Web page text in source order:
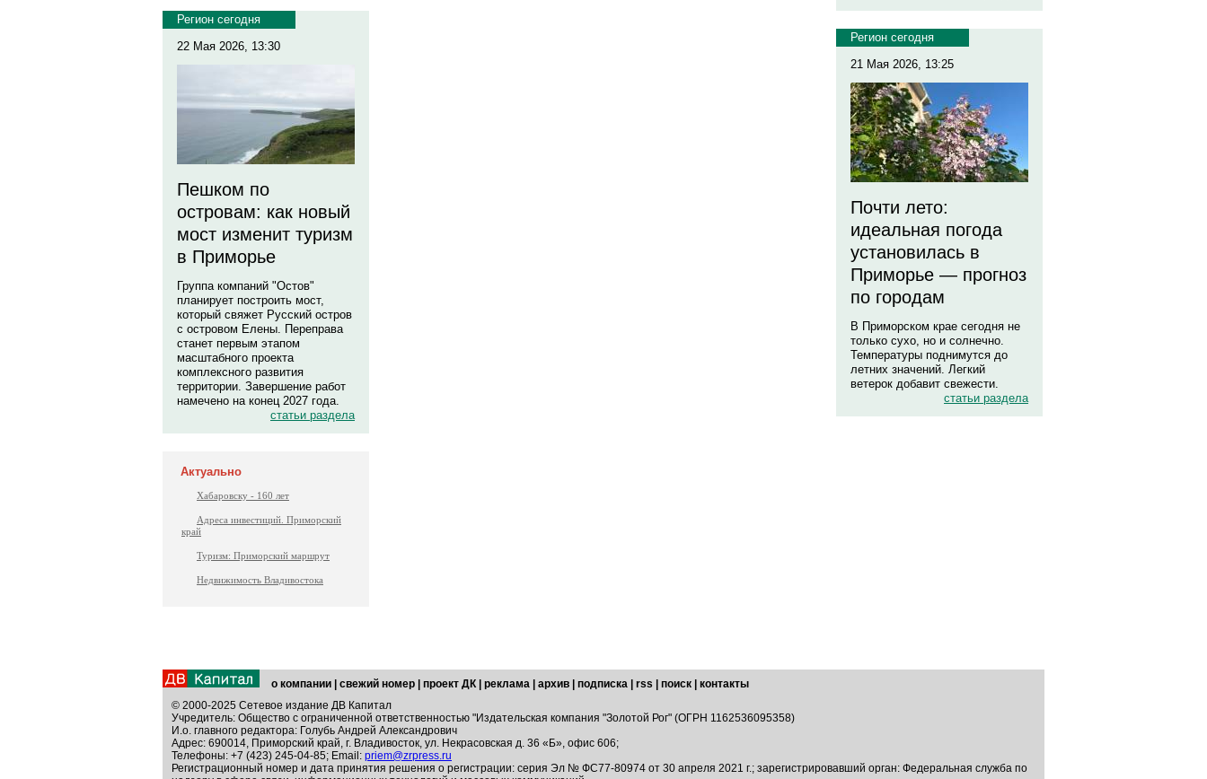
Регион сегодня
22 Мая 2026, 13:30
Пешком по
островам: как новый
мост изменит туризм
в Приморье
Группа компаний "Остов"
планирует построить мост,
который свяжет Русский остров
с островом Елены. Переправа
станет первым этапом
масштабного проекта
комплексного развития
территории. Завершение работ
намечено на конец 2027 года.
статьи раздела
Актуально
Хабаровску - 160 лет
Адреса инвестиций. Приморский
край
Туризм: Приморский маршрут
Недвижимость Владивостока
Регион сегодня
21 Мая 2026, 13:25
Почти лето:
идеальная погода
установилась в
Приморье — прогноз
по городам
В Приморском крае сегодня не
только сухо, но и солнечно.
Температуры поднимутся до
летних значений. Легкий
ветерок добавит свежести.
статьи раздела
о компании свежий номер проект ДК реклама архив подписка rss поиск
контакты
© 2000-2025 Сетевое издание ДВ Капитал
Учредитель: Общество с ограниченной ответственностью "Издательская компания "Золотой Рог" (ОГРН 1162536095358)
И.о. главного редактора: Голубь Андрей Александрович
Адрес: 690014, Приморский край, г. Владивосток, ул. Некрасовская д. 36 «Б», офис 606;
Телефоны: +7 (423) 245-04-85; Email: priem@zrpress.ru
Регистрационный номер и дата принятия решения о регистрации: серия Эл № ФС77-80974 от 30 апреля 2021 г.; зарегистрировавший орган: Федеральная служба по